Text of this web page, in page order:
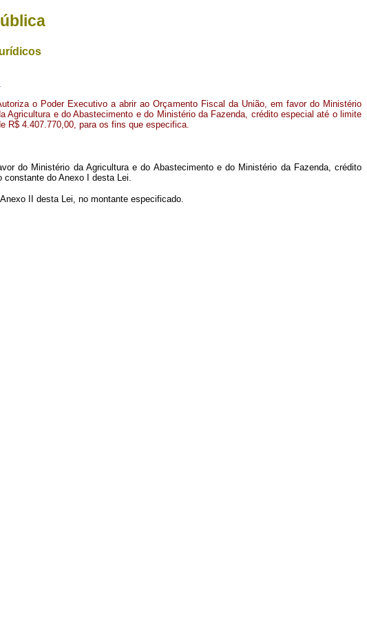
o Poder Executivo a abrir ao Orçamento Fiscal da União, em favor do Ministério
Agricultura e do Abastecimento e do Ministério da Fazenda, crédito especial até o limite
R$ 4.407.770,00, para os fins que especifica.
do Ministério da Agricultura e do Abastecimento e do Ministério da Fazenda, crédito
constante do Anexo I desta Lei.
II desta Lei, no montante especificado.